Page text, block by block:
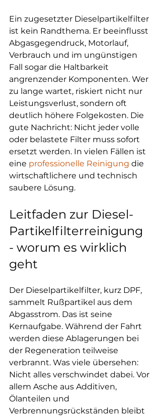
Ein zugesetzter Dieselpartikelfilter
ist kein Randthema. Er beeinflusst
Abgasgegendruck, Motorlauf,
Verbrauch und im ungünstigen
Fall sogar die Haltbarkeit
angrenzender Komponenten. Wer
zu lange wartet, riskiert nicht nur
Leistungsverlust, sondern oft
deutlich höhere Folgekosten. Die
gute Nachricht: Nicht jeder volle
oder belastete Filter muss sofort
ersetzt werden. In vielen Fällen ist
eine professionelle Reinigung die
wirtschaftlichere und technisch
saubere Lösung.
Leitfaden zur Diesel-
Partikelfilterreinigung
- worum es wirklich
geht
Der Dieselpartikelfilter, kurz DPF,
sammelt Rußpartikel aus dem
Abgasstrom. Das ist seine
Kernaufgabe. Während der Fahrt
werden diese Ablagerungen bei
der Regeneration teilweise
verbrannt. Was viele übersehen:
Nicht alles verschwindet dabei. Vor
allem Asche aus Additiven,
Ölanteilen und
Verbrennungsrückständen bleibt